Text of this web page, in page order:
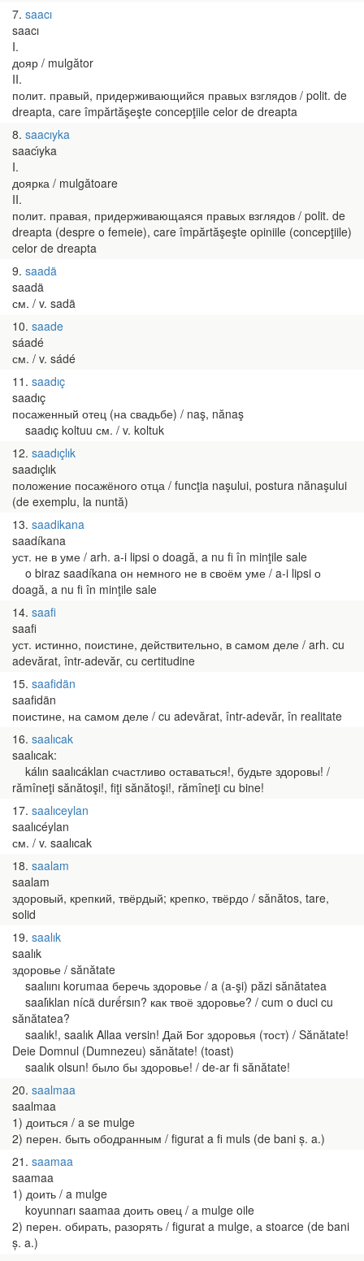
7 saacı
saacı
I.
дояр / mulgător
II.
полит. правый, придерживающийся правых взглядов / polit. de
dreapta, care împărtăşeşte concepţiile celor de dreapta
8 saacıyka
saacı́yka
I.
доярка / mulgătoare
II.
полит. правая, придерживающаяся правых взглядов / polit. de
dreapta (despre o femeie), care împărtăşeşte opiniile (concepţiile)
celor de dreapta
9 saadä
saadä
см. / v. sadä
10 saade
sáadé
см. / v. sádé
11 saadıç
saadıç
посаженный отец (на свадьбе) / naş, nănaş
saadıç koltuu см. / v. koltuk
12 saadıçlık
saadıçlık
положение посажёного отца / funcţia naşului, postura nănaşului
(de exemplu, la nuntă)
13 saadikana
saadíkana
уст. не в уме / arh. a-i lipsi o doagă, a nu fi în minţile sale
o biraz saadíkana он немного не в своём уме / a-i lipsi о
doagă, a nu fi în minţile sale
14 saafi
saafi
уст. истинно, поистине, действительно, в самом деле / arh. cu
adevărat, într-adevăr, cu certitudine
15 saafidän
saafidän
поистине, на самом деле / cu adevărat, într-adevăr, în realitate
16 saalıcak
saalıcak:
kálın saalıcáklan счастливо оставаться!, будьте здоровы! /
rămîneţi sănătoşi!, fiţi sănătoşi!, rămîneţi cu bine!
17 saalıceylan
saalıcéylan
см. / v. saalıcak
18 saalam
saalam
здоровый, крепкий, твёрдый; крепко, твёрдо / sănătos, tare,
solid
19 saalık
saalık
здоровье / sănătate
saalıını korumaa беречь здоровье / a (a-şi) păzi sănătatea
saalı́klan nícä durếrsın? как твоё здоровье? / cum o duci cu
sănătatea?
saalık!, saalık Allaa versin! Дай Бог здоровья (тост) / Sănătate!
Deie Domnul (Dumnezeu) sănătate! (toast)
saalık olsun! было бы здоровье! / de-ar fi sănătate!
20 saalmaa
saalmaa
1) доиться / a se mulge
2) перен. быть ободранным / figurat a fi muls (de bani ș. a.)
21 saamaa
saamaa
1) доить / a mulge
koyunnarı saamaa доить овец / а mulge oile
2) перен. обирать, разорять / figurat a mulge, а stoarce (de bani
ș. a.)